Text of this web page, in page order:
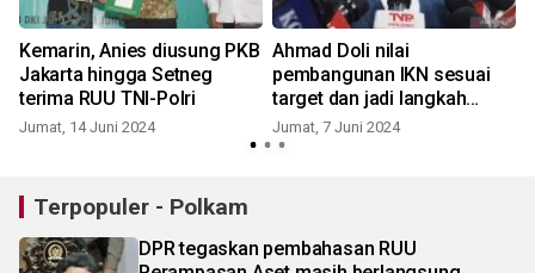
Kemarin, Anies diusung PKB
Jakarta hingga Setneg
terima RUU TNI-Polri
Jumat, 14 Juni 2024
Ahmad Doli nilai
pembangunan IKN sesuai
target dan jadi langkah
penting RI
Jumat, 7 Juni 2024
Terpopuler - Polkam
DPR tegaskan pembahasan RUU